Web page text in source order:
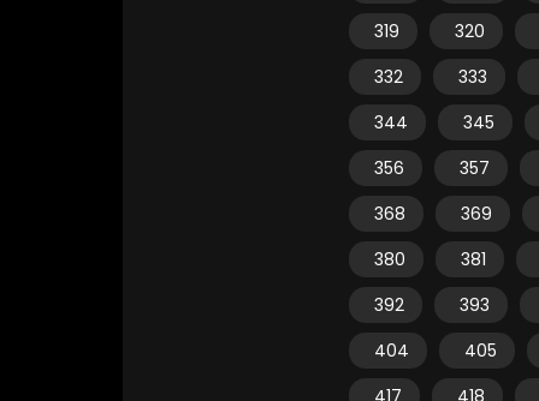
319
320
332
333
344
345
356
357
368
369
380
381
392
393
404
405